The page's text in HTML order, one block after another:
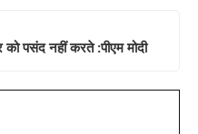
पसंद नहीं करते :पीएम मोदी